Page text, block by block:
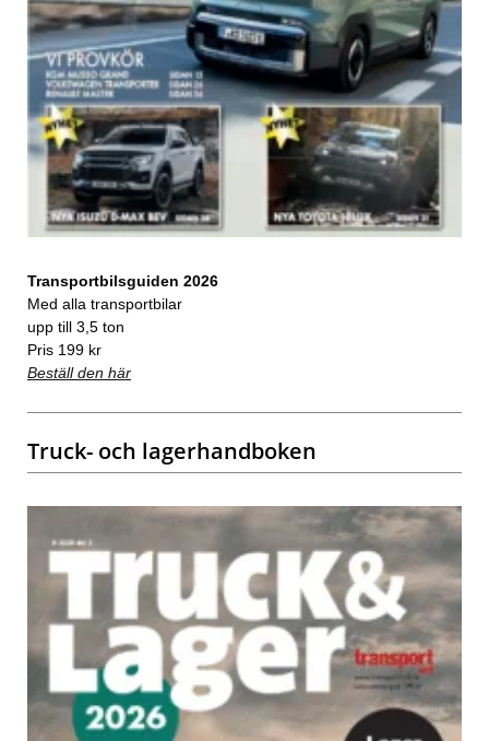
Transportbilsguiden 2026
Med alla transportbilar
upp till 3,5 ton
Pris 199 kr
Beställ den här
Truck- och lagerhandboken